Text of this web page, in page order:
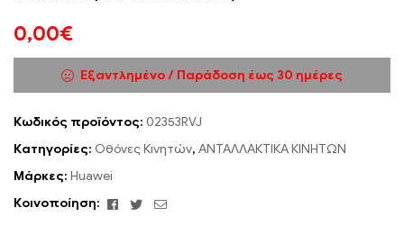
0,00€
Εξαντλημένο / Παράδοση έως 30 ημέρες
Κωδικός προϊόντος: 02353RVJ
Κατηγορίες: Οθόνες Κινητών, ΑΝΤΑΛΛΑΚΤΙΚΑ ΚΙΝΗΤΩΝ
Μάρκες: Huawei
Κοινοποίηση:
Facebook
TwitterEmail